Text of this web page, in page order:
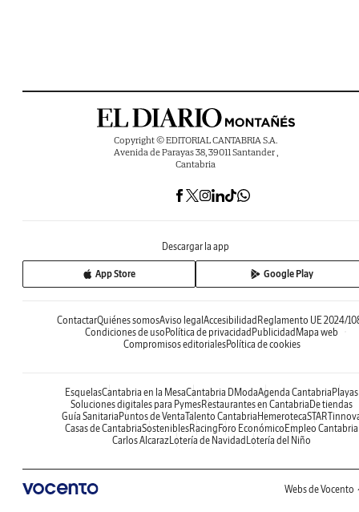
Copyright © EDITORIAL CANTABRIA S.A.
Avenida de Parayas 38, 39011 Santander ,
Cantabria
Descargar la app
App Store Google Play
ContactarQuiénes somosAviso legalAccesibilidadReglamento UE 2024/
Condiciones de usoPolítica de privacidadPublicidadMapa web
Compromisos editorialesPolítica de cookies
EsquelasCantabria en la MesaCantabria DModaAgenda CantabriaPlayas
Soluciones digitales para PymesRestaurantes en CantabriaDe tiendas
Guía SanitariaPuntos de VentaTalento CantabriaHemeroteca
Casas de CantabriaSosteniblesRacingForo EconómicoEmpleo Cantabria
Carlos AlcarazLotería de NavidadLotería del Niño
Webs de Vocento